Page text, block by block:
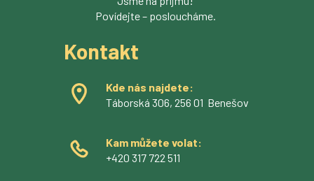
Povídejte – posloucháme.
Kontakt
Kde nás najdete:
Táborská 306, 256 01 Benešov
Kam můžete volat:
+420 317 722 511